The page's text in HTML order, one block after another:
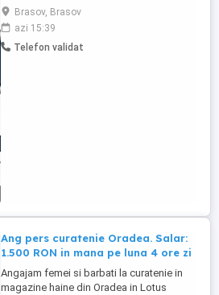
Deasemenea daca nu aveti experienta nu
este o problema, totul se invata daca
exista dorinta. pentru mai multe detalii va
rugam sa ne contactati la numarul din
Brasov, Brasov
azi 15:39
Telefon validat
Ang pers curatenie Oradea. Salar:
1.500 RON in mana pe luna 4 ore zi
Angajam femei si barbati la curatenie in
magazine haine din Oradea in Lotus